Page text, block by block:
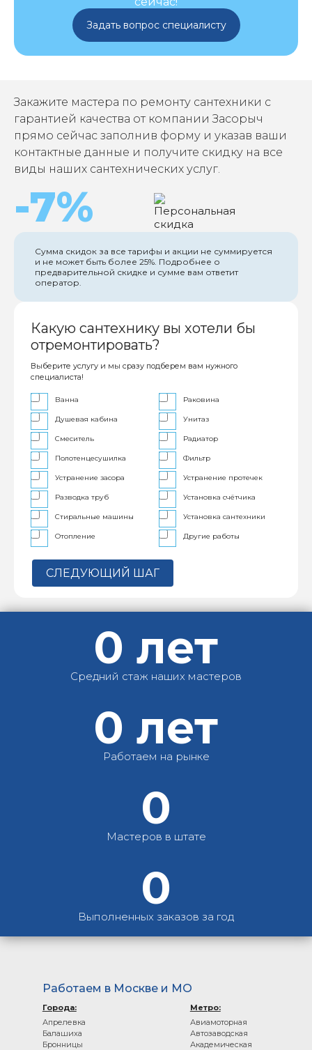
Задать вопрос специалисту
Закажите мастера по ремонту сантехники с
гарантией качества от компании Засорыч
прямо сейчас заполнив форму и указав ваши
контактные данные и получите скидку на все
виды наших сантехнических услуг.
-7%
Сумма скидок за все тарифы и акции не суммируется
и не может быть более 25%. Подробнее о
предварительной скидке и сумме вам ответит
оператор.
Какую сантехнику вы хотели бы
отремонтировать?
Выберите услугу и мы сразу подберем вам нужного
специалиста!
Ванна Раковина
Душевая кабина Унитаз
Смеситель Радиатор
Полотенцесушилка Фильтр
Устранение засора Устранение протечек
Разводка труб Установка счётчика
Стиральные машины Установка сантехники
Отопление Другие работы
СЛЕДУЮЩИЙ ШАГ
0 лет
Средний стаж наших мастеров
0 лет
Работаем на рынке
0
Мастеров в штате
0
Выполненных заказов за год
Работаем в Москве и МО
Города:
Апрелевка
Балашиха
Бронницы
Метро:
Авиамоторная
Автозаводская
Академическая